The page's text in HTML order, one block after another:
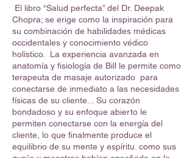
El libro “Salud perfecta” del Dr. Deepak
Chopra; se erige como la inspiración para
su combinación de habilidades médicas
occidentales y conocimiento védico
holístico. La experiencia avanzada en
anatomía y fisiología de Bill le permite como
terapeuta de masaje autorizado para
conectarse de inmediato a las necesidades
físicas de su cliente... Su corazón
bondadoso y su enfoque abierto le
permiten conectarse con la energía del
cliente, lo que finalmente produce el
equilibrio de su mente y espíritu. como sus